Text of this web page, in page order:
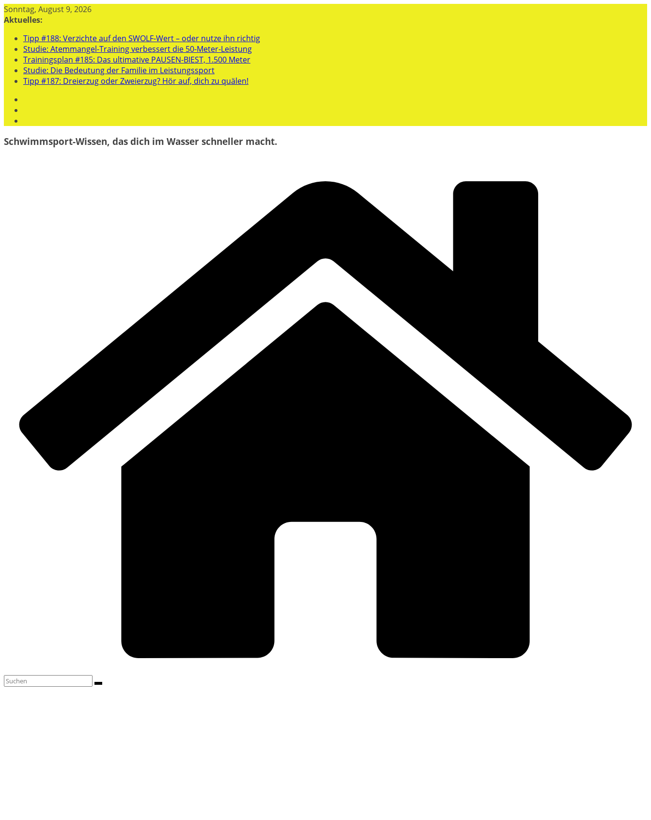
Zum
Inhalt
Sonntag, August 9, 2026
Aktuelles:
Tipp #188: Verzichte auf den SWOLF-Wert – oder nutze ihn richtig
Studie: Atemmangel-Training verbessert die 50-Meter-Leistung
Trainingsplan #185: Das ultimative PAUSEN-BIEST, 1.500 Meter
Studie: Die Bedeutung der Familie im Leistungssport
Tipp #187: Dreierzug oder Zweierzug? Hör auf, dich zu quälen!
Schwimmsport-Wissen, das dich im Wasser schneller macht.